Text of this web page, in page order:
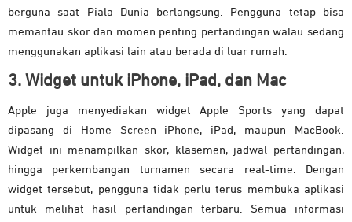
berguna saat Piala Dunia berlangsung. Pengguna tetap bisa
memantau skor dan momen penting pertandingan walau sedang
menggunakan aplikasi lain atau berada di luar rumah.
3. Widget untuk iPhone, iPad, dan Mac
Apple juga menyediakan widget Apple Sports yang dapat
dipasang di Home Screen iPhone, iPad, maupun MacBook.
Widget ini menampilkan skor, klasemen, jadwal pertandingan,
hingga perkembangan turnamen secara real-time. Dengan
widget tersebut, pengguna tidak perlu terus membuka aplikasi
untuk melihat hasil pertandingan terbaru. Semua informasi